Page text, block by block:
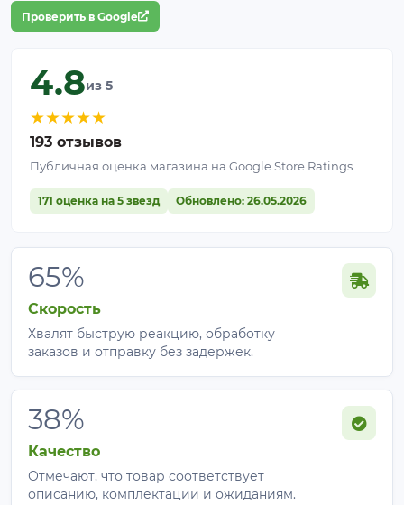
Проверить в Google
4.8из 5
★★★★★
193 отзывов
Публичная оценка магазина на Google Store Ratings
171 оценка на 5 звезд Обновлено: 26.05.2026
65%
Скорость
Хвалят быструю реакцию, обработку
заказов и отправку без задержек.
38%
Качество
Отмечают, что товар соответствует
описанию, комплектации и ожиданиям.